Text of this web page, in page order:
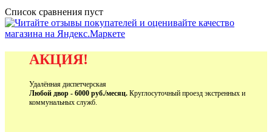
Список сравнения пуст
АКЦИЯ!
Удалённая диспетчерская
Любой двор - 6000 руб./месяц. Круглосуточный проезд экстренных и
коммунальных служб.